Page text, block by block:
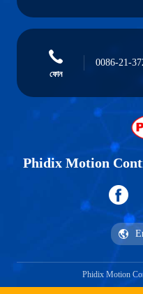
ফোন
0086-21-
Phidix Motion
Phidix Motion